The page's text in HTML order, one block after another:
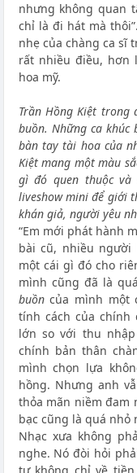
nhưng không quan
chỉ là đi hát mà
nhẹ của chàng ca sĩ
rất nhiều điều, hơn
hoa mỹ.
Trần Hồng Kiệt
buồn. Những ca
bàn tay tài hoa của
Kiệt mang một màu
gì đó quen thuộc
liveshow mini để giới
khán giả, người yêu
“Em mới phát hành
bài cũ, nhiều
một cái gì đó cho
mình cũng đã là
buồncủa mình một
tính cách của chính
lớn so với thu
chính bản thân
mình chọn lựa
hồng. Nhưng anh
thỏa mãn niềm đam
bạc cũng là quá nhỏ
Nhạc xưa không
nghe. Nó đòi hỏi